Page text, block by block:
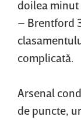
doilea minut
– Brentford
complicată.
Arsenal
de puncte,